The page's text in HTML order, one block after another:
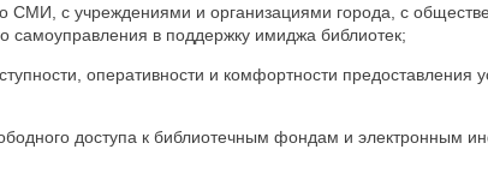
СМИ, с учреждениями и организациями города, с
самоуправления в поддержку имиджа библиотек;
оперативности и комфортности предоставления
доступа к библиотечным фондам и электронным